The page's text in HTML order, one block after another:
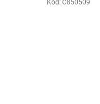
Kód:C850509